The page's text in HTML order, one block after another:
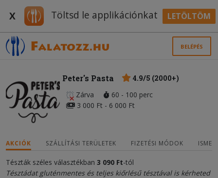
X Töltsd le applikációnkat LETÖLTÖM
BELÉPÉS
Peter's Pasta
4.9/5 (2000+)
Zárva
60 - 100 perc
3 000 Ft - 6 000 Ft
AKCIÓK SZÁLLÍTÁSI TERÜLETEK FIZETÉSI MÓDOK
Tészták széles választékban 3 090 Ft-tól
Tésztádat gluténmentes és teljes kiőrlésű tésztával is kérheted